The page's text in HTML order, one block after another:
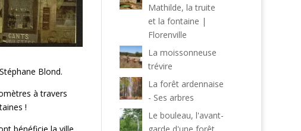
Blond.
à travers
!
Mathilde, la truite
et la fontaine |
Florenville
La moissonneuse
trévire
La forêt ardennaise
- Ses arbres
Le bouleau, l'avant-